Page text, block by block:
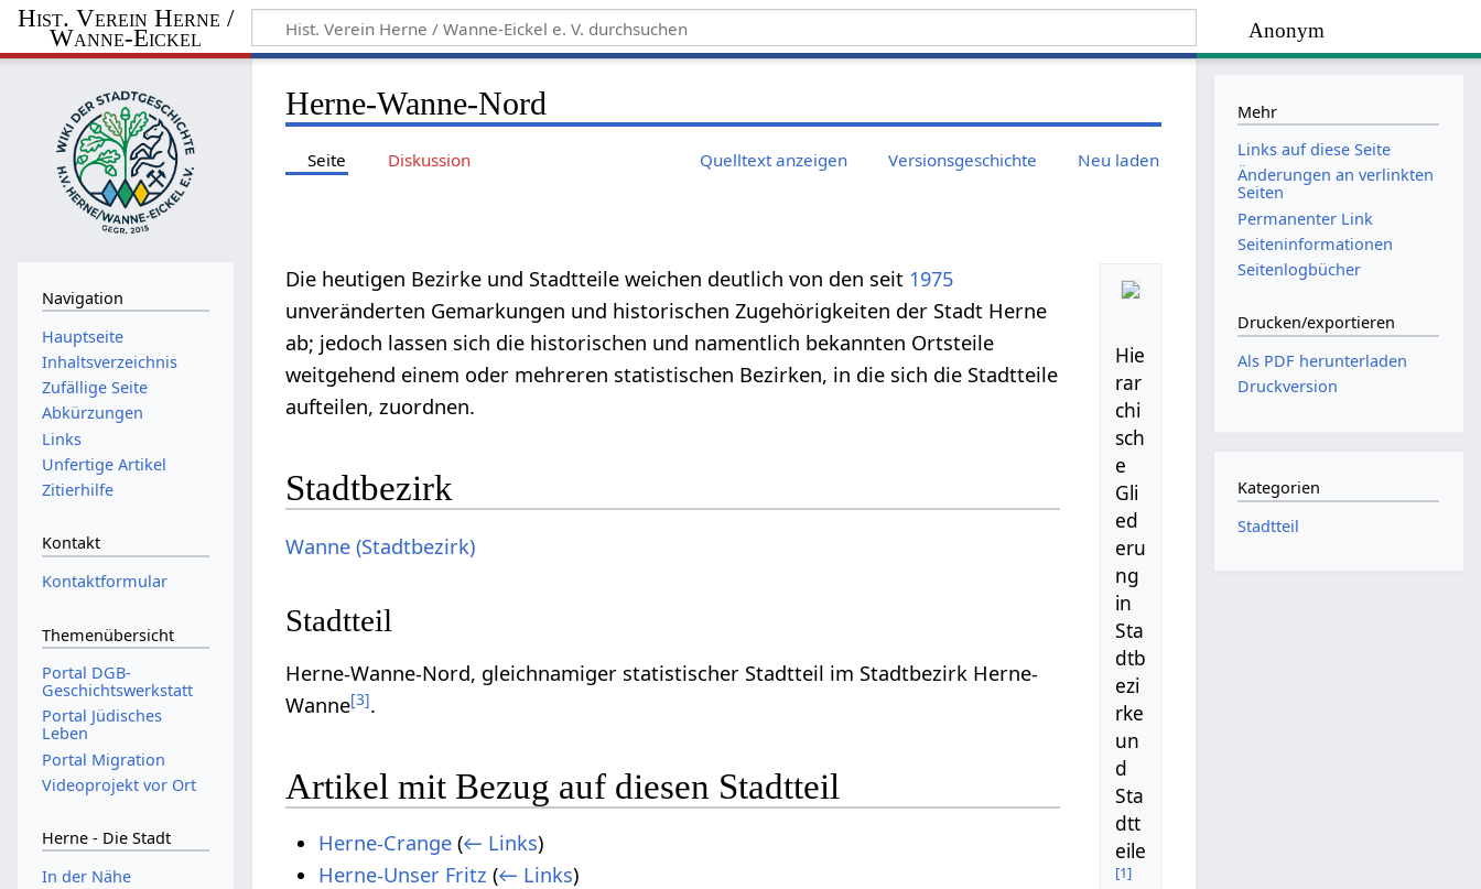
Anonym
Hist. Verein Herne /
Wanne-Eickel
Herne-Wanne-Nord
Seite Diskussion Quelltext anzeigen Versionsgeschichte Neu laden
Hie
rar
chi
sch
e
Gli
ed
eru
ng
in
Sta
dtb
ezi
rke
un
d
Sta
dtt
eile
[1]
Die heutigen Bezirke und Stadtteile weichen deutlich von den seit 1975
unveränderten Gemarkungen und historischen Zugehörigkeiten der Stadt Herne
ab; jedoch lassen sich die historischen und namentlich bekannten Ortsteile
weitgehend einem oder mehreren statistischen Bezirken, in die sich die Stadtteile
aufteilen, zuordnen.
Stadtbezirk
Wanne (Stadtbezirk)
Stadtteil
Herne-Wanne-Nord, gleichnamiger statistischer Stadtteil im Stadtbezirk Herne-
Wanne[3].
Artikel mit Bezug auf diesen Stadtteil
Herne-Crange (← Links)
Herne-Unser Fritz (← Links)
Navigation
Hauptseite
Inhaltsverzeichnis
Zufällige Seite
Abkürzungen
Links
Unfertige Artikel
Zitierhilfe
Kontakt
Kontaktformular
Themenübersicht
Portal DGB-
Geschichtswerkstatt
Portal Jüdisches
Leben
Portal Migration
Videoprojekt vor Ort
Herne - Die Stadt
In der Nähe
Mehr
Links auf diese Seite
Änderungen an verlinkten
Seiten
Permanenter Link
Seiten­­informationen
Seitenlogbücher
Drucken/­exportieren
Als PDF herunterladen
Druckversion
Kategorien
Stadtteil